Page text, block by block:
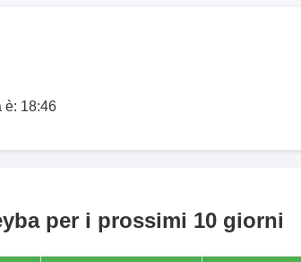
è: 18:46
per i prossimi 10 giorni